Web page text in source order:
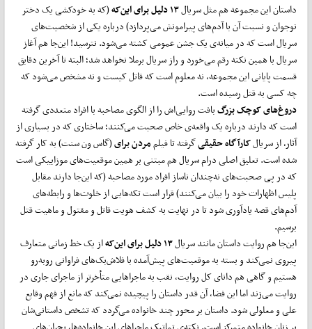
داستان این مجموعه هم مثل سریال۱۳ دلیل برای این‌که
(که به خودکشی یک دختر
نوجوان و نسبت آن با آدم‌های پیرامونش می‌پردازد) درباره یکی از شخصیت‌های
سریال است که در میانه‌ی یک جشن عمومی کشته می‌شود. نترسید! این‌جا هم آغاز
سریال با همین نکته رقم می‌خورد و راز سریال برملا نخواهد شد؛ البته تا آخرین دقایق
قسمت پایانی این مجموعه، نه معلوم است که قاتل کیست و نه مشخص می‌شود که
چه کسی به قتل رسیده است.
دروغ‌های کوچک بزرگبافت روایی‌اش را از الگوی مصاحبه با افراد متعددی گرفته
است که دارند درباره یک واقعه‌ی خاص صحبت می‌کنند؛ ساختاری که در بسیاری از
آثار، از سریالکارآگاه حقیقیگرفته تا فیلممردن برای(گاس ون سنت) به کار گرفته
شده است. تعلیق اصلی درام سریال هم مبتنی بر همین موقعیت‌های موزاییکی است
که در پی صحبت‌های نه‌چندان ناساز افراد مورد مصاحبه (که این‌جا دارند مقابل
پلیس اظهارات خود را بیان می‌کنند) قرار است تکه‌هایی از خلوت‌ها و رابطه‌های
آدم‌های قصه یادآوری شود تا در نهایت به کشف هویت قاتل و مقتول و ماهیت قتل
برسیم.
این‌جا هم روایت داستان مانند سریال۱۳ دلیل برای این‌که
از یک خط زمانی متعارف
پیروی نمی‌کند و بسته به موقعیت‌های پیش‌آمده با فلاش‌بک‌های فراوانی روبه‌رو
هستیم و گاهی هم دانای کل روایت، نقب به ماجراهایی متأخرتر از ماجرای جاری در
روایت می‌زند اما این فضا، آن قدر داستان را پیچیده نمی‌کند که مانع از فهم وقایع
علی و معلولی شود. داستان بر محور چند خانواده می‌گردد که تشخص داستانی‌شان